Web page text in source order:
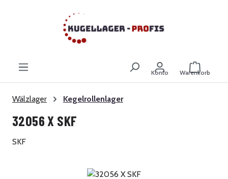
Zum Hauptinhalt springen
Konto Warenkorb
Wälzlager Kegelrollenlager
32056 X SKF
SKF
Bildergalerie überspringen